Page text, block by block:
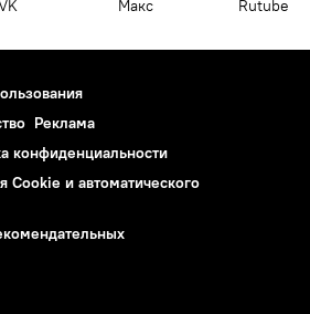
Макс Rutube
Реклама
конфиденциальности
Cookie и автоматического